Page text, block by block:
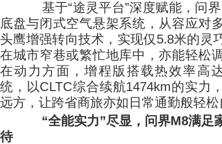
基于“途灵平台”深度赋能，问界
底盘与闭式空气悬架系统，从容应对
头鹰增强转向技术，实现仅5.8米的灵
在城市窄巷或繁忙地库中，亦能轻松
在动力方面，增程版搭载热效率高
统，以CLTC综合续航1474km的实力
远方，让跨省商旅亦如日常通勤般轻
“全能实力”尽显，问界M8满足
待